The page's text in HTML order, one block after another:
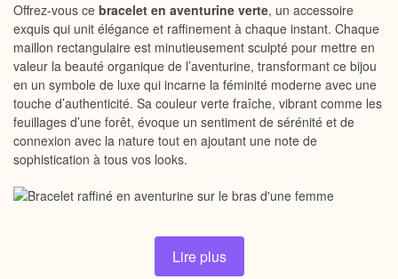
Offrez-vous ce bracelet en aventurine verte, un accessoire
exquis qui unit élégance et raffinement à chaque instant. Chaque
maillon rectangulaire est minutieusement sculpté pour mettre en
valeur la beauté organique de l’aventurine, transformant ce bijou
en un symbole de luxe qui incarne la féminité moderne avec une
touche d’authenticité. Sa couleur verte fraîche, vibrant comme les
feuillages d’une forêt, évoque un sentiment de sérénité et de
connexion avec la nature tout en ajoutant une note de
sophistication à tous vos looks.
Pourquoi choisir notre bracelet en
Lire plus